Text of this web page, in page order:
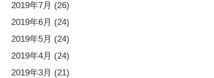
2019年7月 (26)
2019年6月 (24)
2019年5月 (24)
2019年4月 (24)
2019年3月 (21)